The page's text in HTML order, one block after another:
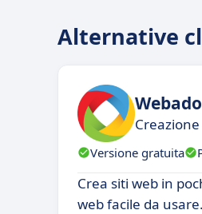
Alternative
Versione gratuita
Crea siti web in
web facile da